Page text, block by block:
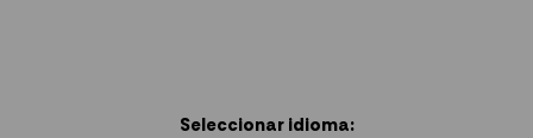
Seleccionar idioma: